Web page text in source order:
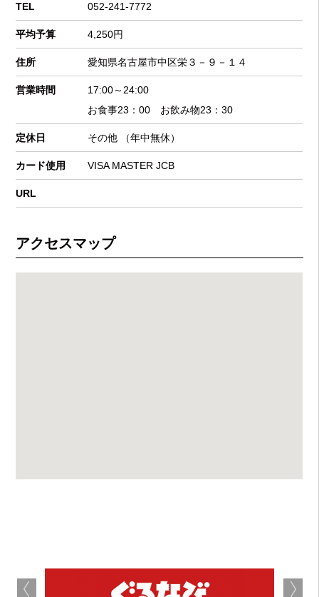
TEL 052-241-7772
平均予算 4,250円
住所 愛知県名古屋市中区栄３－９－１４
営業時間
17:00～24:00
お食事23：00 お飲み物23：30
定休日 その他 （年中無休）
カード使用 VISA MASTER JCB
URL
アクセスマップ